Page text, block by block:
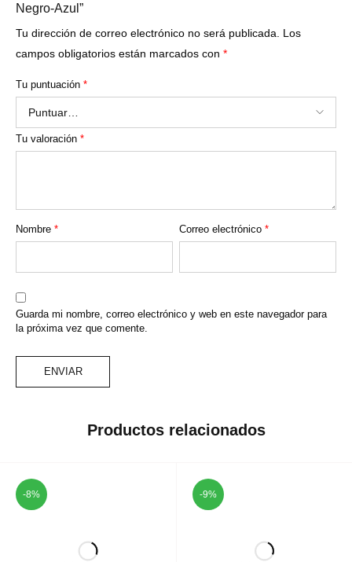
Negro-Azul”
Tu dirección de correo electrónico no será publicada.
Los
campos obligatorios están marcados con *
Tu puntuación *
Tu valoración *
Nombre * Correo electrónico*
Guarda mi nombre, correo electrónico y web en este navegador para
la próxima vez que comente.
Productos relacionados
-8% -9%